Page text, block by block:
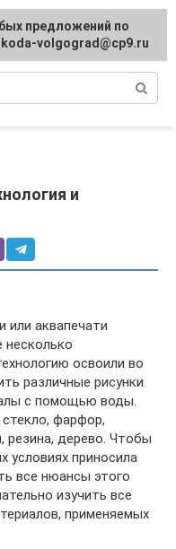
и
или аквапечати
несколько
освоили во
различные рисунки
с помощью воды.
фарфор,
резина, дерево. Чтобы
условиях приносила
все нюансы этого
изучить все
применяемых
предложений по
volgograd@cp9.ru